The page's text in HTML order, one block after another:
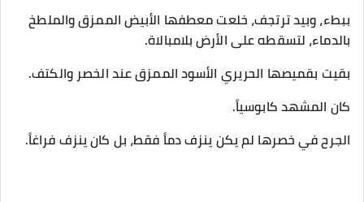
ببطء، وبيد ترتجف، خلعت معطفها الأبيض الممزق والملطخ
بالدماء، لتسقطه على الأرض بلامبالاة.
بقيت بقميصها الحريري الأسود الممزق عند الخصر والكتف.
​كان المشهد كابوسياً.
الجرح في خصرها لم يكن ينزف دماً فقط، بل كان ينزف فراغاً.